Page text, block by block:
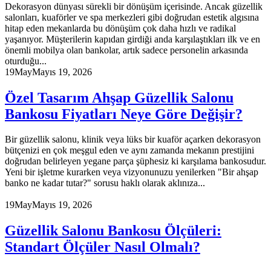
Dekorasyon dünyası sürekli bir dönüşüm içerisinde. Ancak güzellik
salonları, kuaförler ve spa merkezleri gibi doğrudan estetik algısına
hitap eden mekanlarda bu dönüşüm çok daha hızlı ve radikal
yaşanıyor. Müşterilerin kapıdan girdiği anda karşılaştıkları ilk ve en
önemli mobilya olan bankolar, artık sadece personelin arkasında
oturduğu...
19MayMayıs 19, 2026
Özel Tasarım Ahşap Güzellik Salonu
Bankosu Fiyatları Neye Göre Değişir?
Bir güzellik salonu, klinik veya lüks bir kuaför açarken dekorasyon
bütçenizi en çok meşgul eden ve aynı zamanda mekanın prestijini
doğrudan belirleyen yegane parça şüphesiz ki karşılama bankosudur.
Yeni bir işletme kurarken veya vizyonunuzu yenilerken "Bir ahşap
banko ne kadar tutar?" sorusu haklı olarak aklınıza...
19MayMayıs 19, 2026
Güzellik Salonu Bankosu Ölçüleri:
Standart Ölçüler Nasıl Olmalı?